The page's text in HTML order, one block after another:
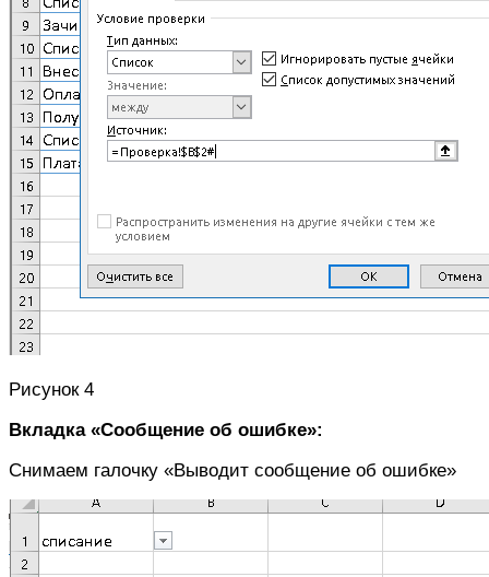
Рисунок 4
Вкладка «Сообщение об ошибке»:
Снимаем галочку «Выводит сообщение об ошибке»